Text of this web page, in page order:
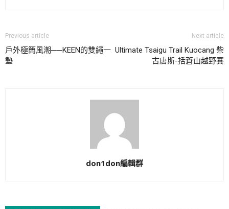
Previous article
戶外極簡風潮──KEEN的雙繩一
墊
Next article
Ultimate Tsaigu Trail Kuocang 柴
古唐斯-括蒼山越野賽
don1don編輯群